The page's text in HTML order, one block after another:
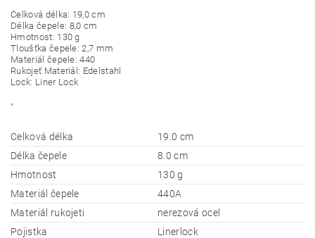
Celková délka: 19,0 cm
Délka čepele: 8,0 cm
Hmotnost: 130 g
Tloušťka čepele: 2,7 mm
Materiál čepele: 440
Rukojeť Materiál : Edelstahl
Lock: Liner Lock
"
Celková délka
19.0 cm
Délka čepele
8.0 cm
Hmotnost
130 g
Materiál čepele
440A
Materiál rukojeti
nerezová ocel
Pojistka
Linerlock